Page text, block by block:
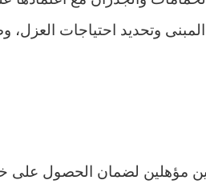
وتحديد احتياجات العزل،
مؤهلين لضمان الحصول على